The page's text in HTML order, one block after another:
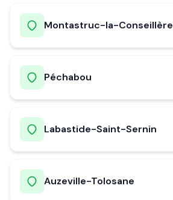
Montastruc-la-Conseillère
Péchabou
Labastide-Saint-Sernin
Auzeville-Tolosane